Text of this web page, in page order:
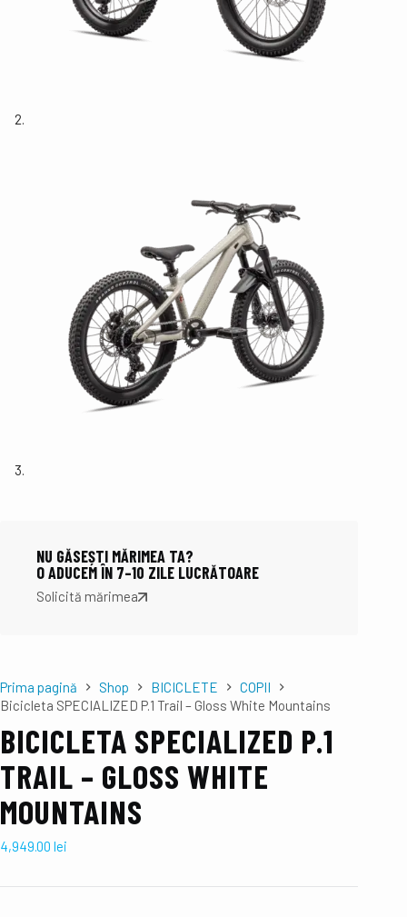
NU GĂSEȘTI MĂRIMEA TA?
O ADUCEM ÎN 7–10 ZILE LUCRĂTOARE
Solicită mărimea
Prima pagină Shop BICICLETE
COPII
Bicicleta SPECIALIZED P.1 Trail – Gloss White Mountains
BICICLETA SPECIALIZED P.1
TRAIL – GLOSS WHITE
MOUNTAINS
4,949.00 lei